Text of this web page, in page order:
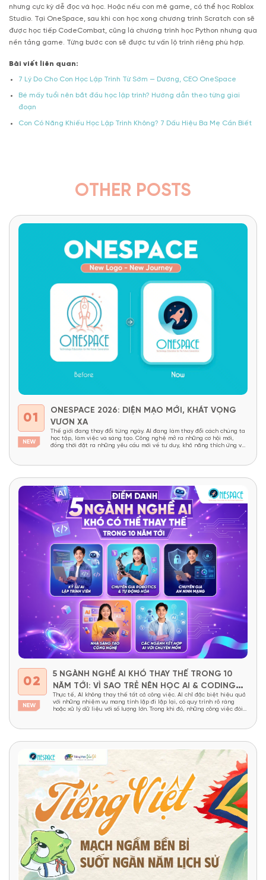
nhưng cực kỳ dễ đọc và học. Hoặc nếu con mê game, có thể học Roblox
Studio. Tại OneSpace, sau khi con học xong chương trình Scratch con sẽ
được học tiếp CodeCombat, cũng là chương trình học Python nhưng qua
nền tảng game. Từng bước con sẽ được tư vấn lộ trình riêng phù hợp.
Bài viết liên quan:
7 Lý Do Cho Con Học Lập Trình Từ Sớm — Dương, CEO OneSpace
Bé mấy tuổi nên bắt đầu học lập trình? Hướng dẫn theo từng giai
đoạn
Con Có Năng Khiếu Học Lập Trình Không? 7 Dấu Hiệu Ba Mẹ Cần Biết
OTHER POSTS
01
ONESPACE 2026: DIỆN MẠO MỚI, KHÁT VỌNG
VƯƠN XA
Thế giới đang thay đổi từng ngày. AI đang làm thay đổi cách chúng ta
học tập, làm việc và sáng tạo. Công nghệ mở ra những cơ hội mới,
đồng thời đặt ra những yêu cầu mới về tư duy, khả năng thích ứng và
02
5 NGÀNH NGHỀ AI KHÓ THAY THẾ TRONG 10
NĂM TỚI: VÌ SAO TRẺ NÊN HỌC AI & CODING
TỪ SỚM?
Thực tế, AI không thay thế tất cả công việc. AI chỉ đặc biệt hiệu quả
với những nhiệm vụ mang tính lặp đi lặp lại, có quy trình rõ ràng
hoặc xử lý dữ liệu với số lượng lớn. Trong khi đó, những công việc đòi